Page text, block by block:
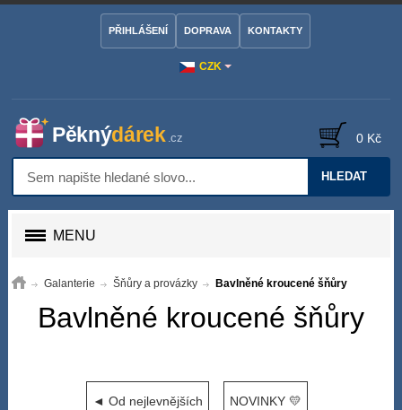
CZK
PŘIHLÁŠENÍ DOPRAVA KONTAKTY
HLEDAT
0 Kč
MENU
Galanterie Šňůry a provázky Bavlněné kroucené šňůry
Bavlněné kroucené šňůry
◄ Od nejlevnějších NOVINKY 💛